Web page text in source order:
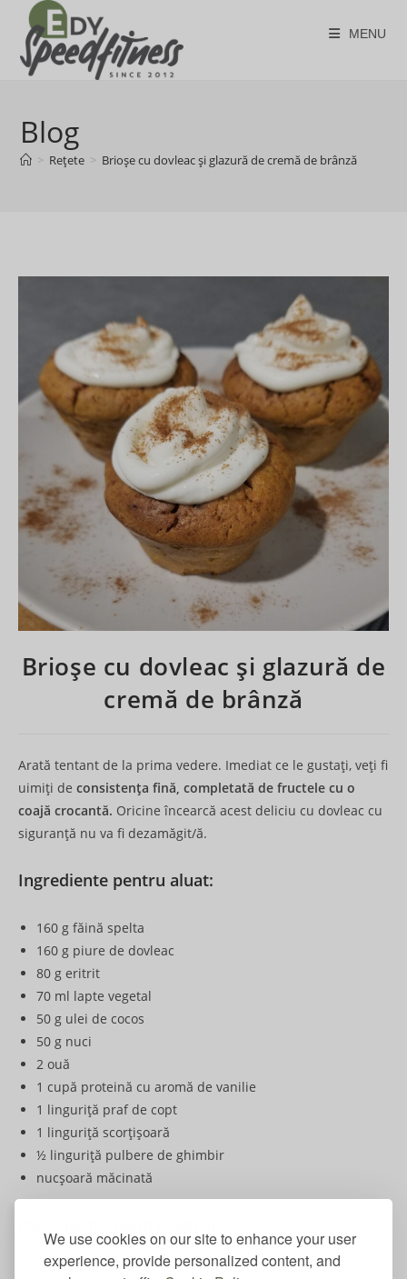
We use cookies on our site to enhance your user
experience, provide personalized content, and
content
MENU
Blog
> Rețete > Brioșe cu dovleac și glazură de cremă de brânză
Brioșe cu dovleac și glazură de
cremă de brânză
Arată tentant de la prima vedere. Imediat ce le gustați, veți fi
uimiți de consistența fină, completată de fructele cu o
coajă crocantă. Oricine încearcă acest deliciu cu dovleac cu
siguranță nu va fi dezamăgit/ă.
Ingrediente pentru aluat:
160 g făină spelta
160 g piure de dovleac
80 g eritrit
70 ml lapte vegetal
50 g ulei de cocos
50 g nuci
2 ouă
1 cupă proteină cu aromă de vanilie
1 linguriță praf de copt
1 linguriță scorțișoară
½ linguriță pulbere de ghimbir
nucșoară măcinată
250 g brânză quark